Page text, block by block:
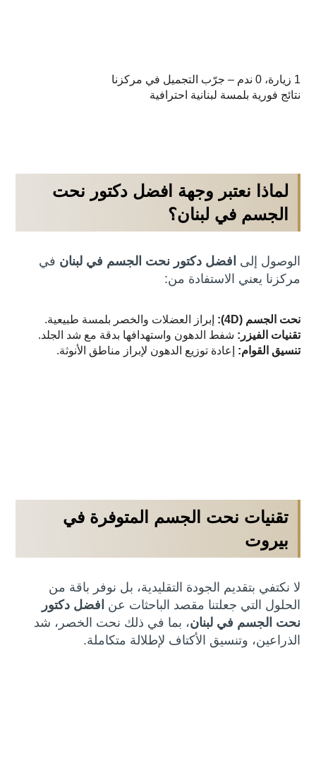
1 زيارة، 0 ندم – جرّب التجميل في مركزنا
نتائج فورية بلمسة لبنانية احترافية
لماذا نعتبر وجهة افضل دكتور نحت
الجسم في لبنان؟
الوصول إلى افضل دكتور نحت الجسم في لبنان في
مركزنا يعني الاستفادة من:
نحت الجسم (4D):
إبراز العضلات والخصر بلمسة طبيعية.
تقنيات الفيزر: شفط الدهون واستهدافها بدقة مع شد الجلد.
تنسيق القوام: إعادة توزيع الدهون لإبراز مناطق الأنوثة.
تقنيات نحت الجسم المتوفرة في
بيروت
لا نكتفي بتقديم الجودة التقليدية، بل نوفر باقة من
الحلول التي جعلتنا مقصد الباحثات عن افضل دكتور
نحت الجسم في لبنان، بما في ذلك نحت الخصر، شد
الذراعين، وتنسيق الأكتاف لإطلالة متكاملة.